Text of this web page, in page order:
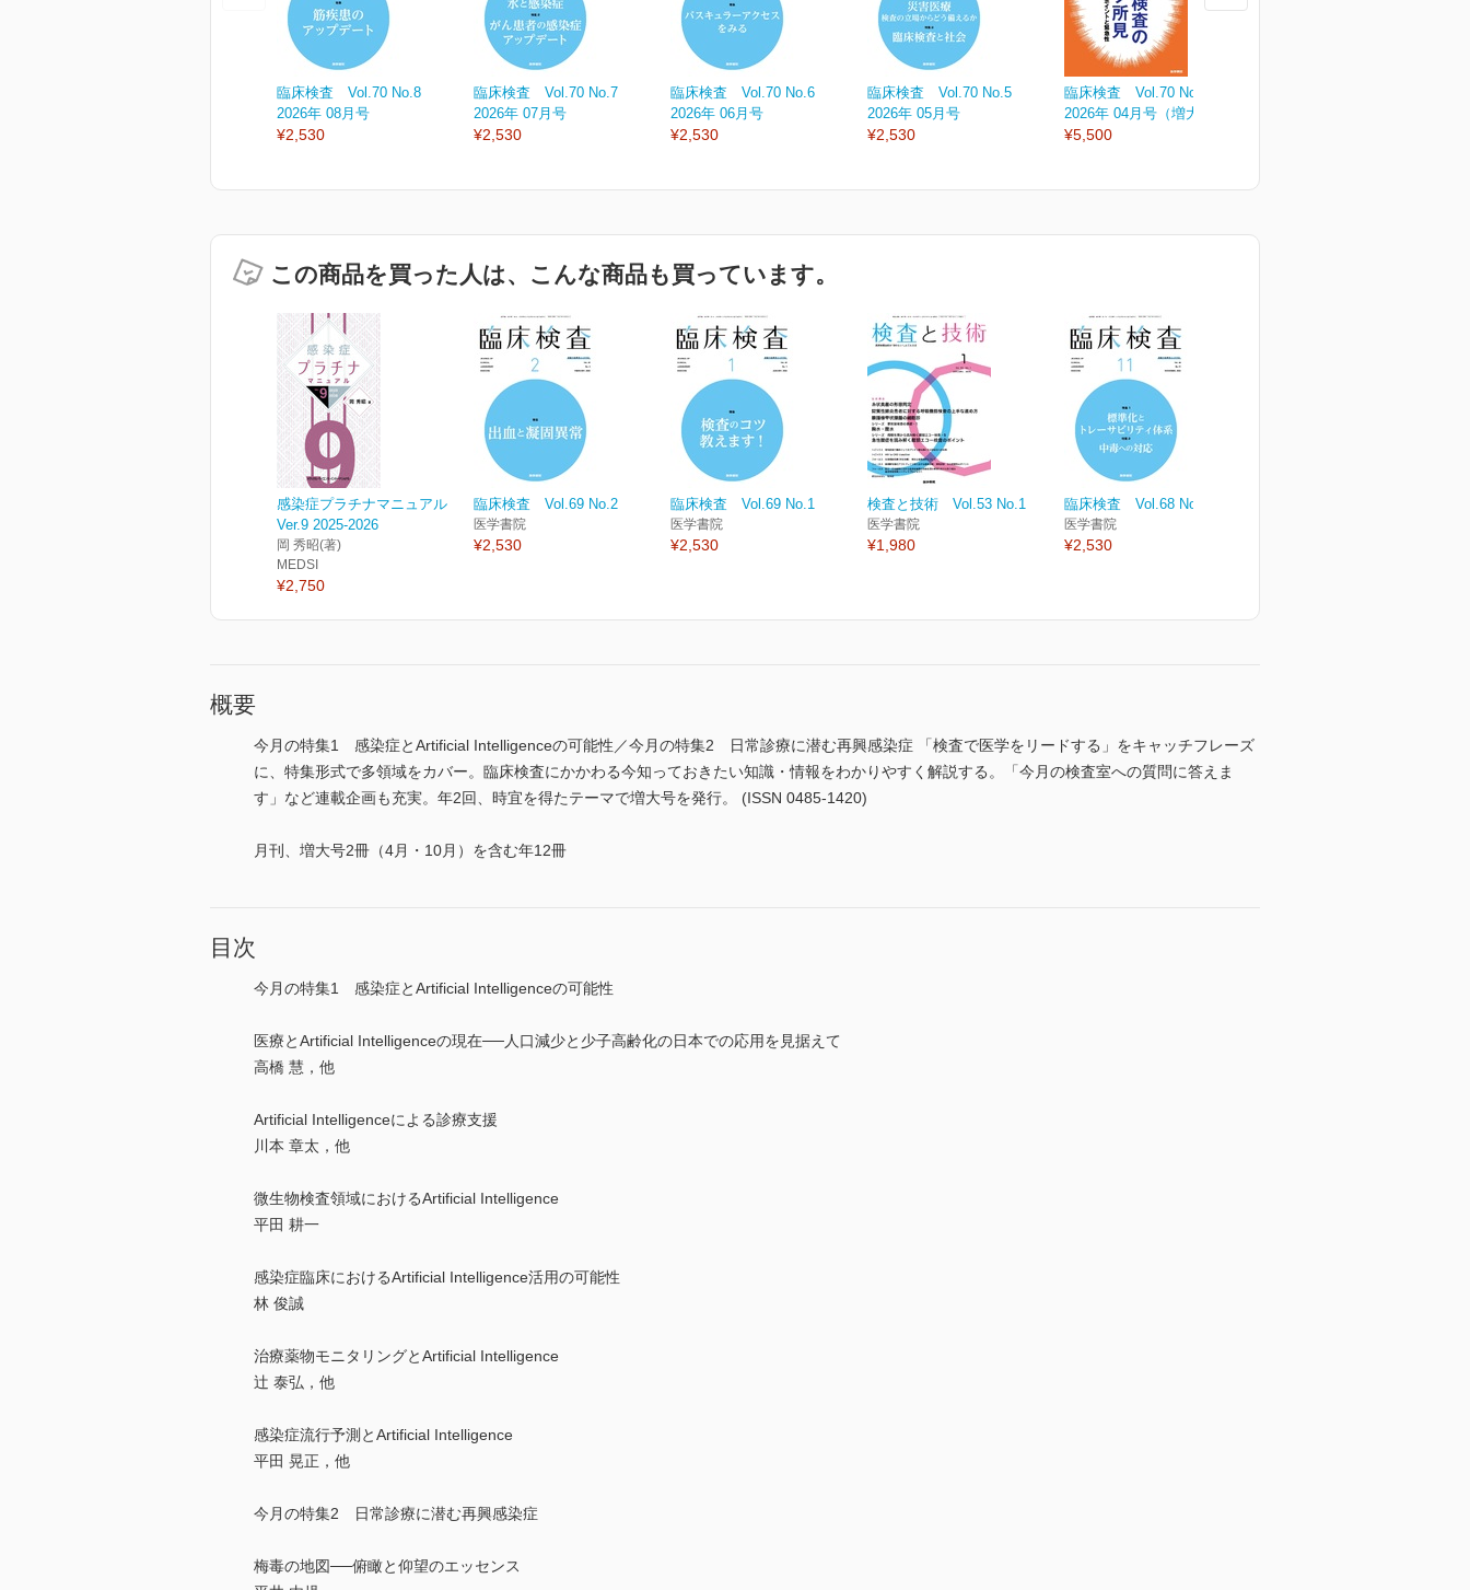
臨床検査 Vol.70 No.8
2026年 08月号
¥2,530
臨床検査 Vol.70 No.7
2026年 07月号
¥2,530
臨床検査 Vol.70 No.6
2026年 06月号
¥2,530
臨床検査 Vol.70 No.5
2026年 05月号
¥2,530
臨床検査 Vol.70 No.4
2026年 04月号（増大号）
¥5,500
この商品を買った人は、こんな商品も買っています。
感染症プラチナマニュアル
Ver.9 2025-2026
岡 秀昭(著)
MEDSI
¥2,750
臨床検査 Vol.69 No.2
医学書院
¥2,530
臨床検査 Vol.69 No.1
医学書院
¥2,530
検査と技術 Vol.53 No.1
医学書院
¥1,980
臨床検査 Vol.68 No.11
医学書院
¥2,530
概要
今月の特集1 感染症とArtificial Intelligenceの可能性／今月の特集2 日常診療に潜む再興感染症 「検査で医学をリードする」をキャッチフレーズ
に、特集形式で多領域をカバー。臨床検査にかかわる今知っておきたい知識・情報をわかりやすく解説する。「今月の検査室への質問に答えま
す」など連載企画も充実。年2回、時宜を得たテーマで増大号を発行。 (ISSN 0485-1420)
月刊、増大号2冊（4月・10月）を含む年12冊
目次
今月の特集1 感染症とArtificial Intelligenceの可能性
医療とArtificial Intelligenceの現在──人口減少と少子高齢化の日本での応用を見据えて
高橋 慧，他
Artificial Intelligenceによる診療支援
川本 章太，他
微生物検査領域におけるArtificial Intelligence
平田 耕一
感染症臨床におけるArtificial Intelligence活用の可能性
林 俊誠
治療薬物モニタリングとArtificial Intelligence
辻 泰弘，他
感染症流行予測とArtificial Intelligence
平田 晃正，他
今月の特集2 日常診療に潜む再興感染症
梅毒の地図──俯瞰と仰望のエッセンス